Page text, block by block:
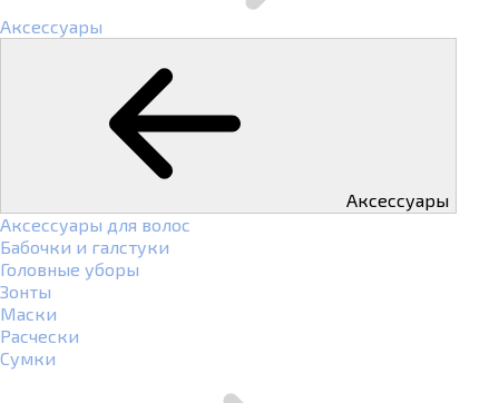
Аксессуары
Аксессуары
Аксессуары для волос
Бабочки и галстуки
Головные уборы
Зонты
Маски
Расчески
Сумки